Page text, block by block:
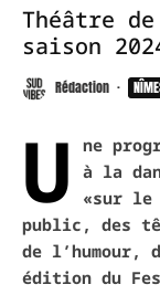
Théâtre
saison
Rédaction ·
U
ne
à la
«sur le
public, des
de l’humour,
édition du